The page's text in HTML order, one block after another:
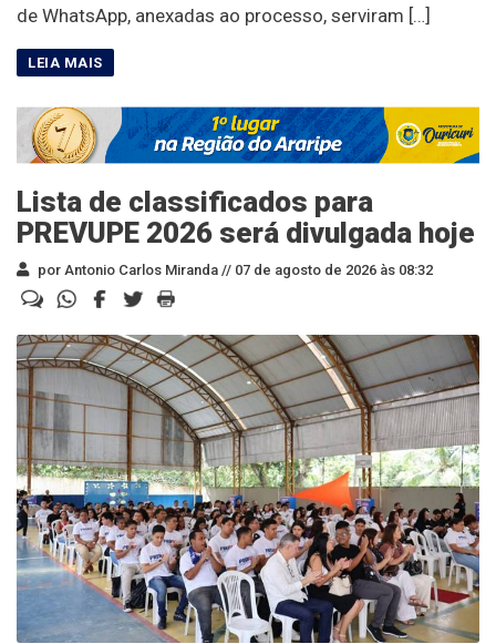
de WhatsApp, anexadas ao processo, serviram […]
Lista de classificados para
PREVUPE 2026 será divulgada hoje
por Antonio Carlos Miranda // 07 de agosto de 2026 às 08:32